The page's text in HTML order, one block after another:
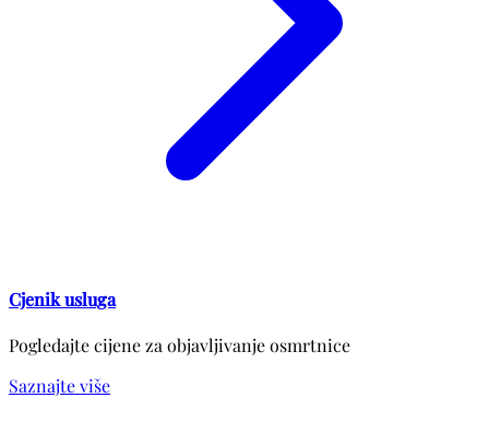
Cjenik usluga
Pogledajte cijene za objavljivanje osmrtnice
Saznajte više